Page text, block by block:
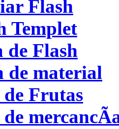
Flash
Templet
de Flash
de material
Frutas